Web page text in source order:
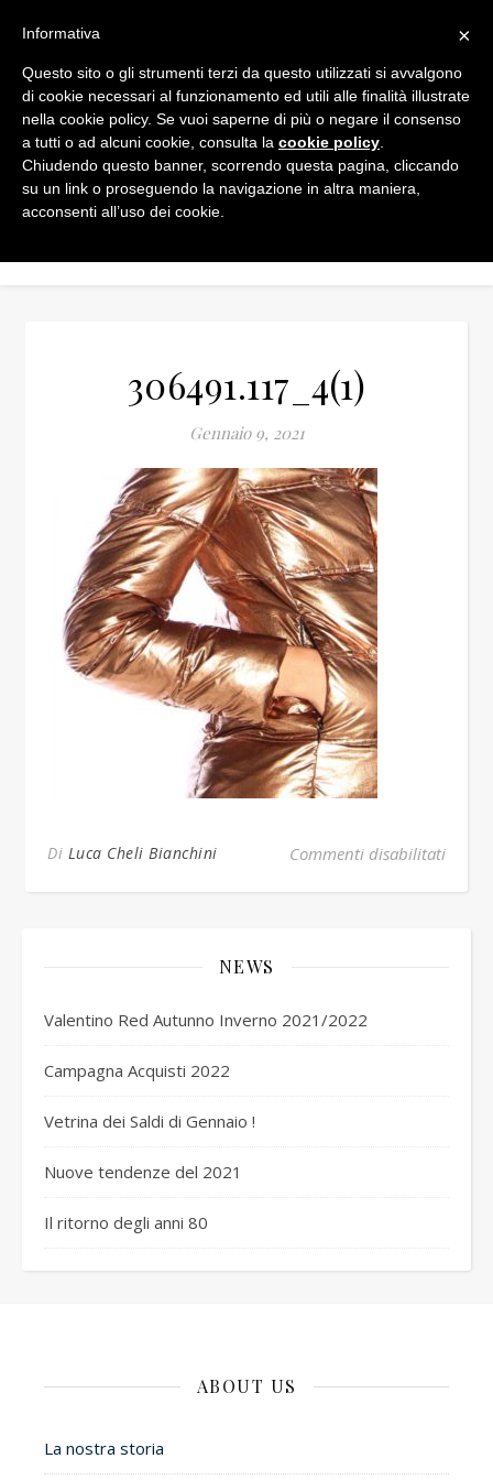
306491.117_4(1)
Gennaio 9, 2021
Di Luca Cheli Bianchini Commenti disabilitatisu
NEWS
Valentino Red Autunno Inverno 2021/2022
Campagna Acquisti 2022
Vetrina dei Saldi di Gennaio !
Nuove tendenze del 2021
Il ritorno degli anni 80
ABOUT US
La nostra storia
×
Informativa
Questo sito o gli strumenti terzi da questo utilizzati si avvalgono
di cookie necessari al funzionamento ed utili alle finalità illustrate
nella cookie policy. Se vuoi saperne di più o negare il consenso
a tutti o ad alcuni cookie, consulta la cookie policy
Chiudendo questo banner, scorrendo questa pagina, cliccando
su un link o proseguendo la navigazione in altra maniera,
acconsenti all’uso dei cookie.